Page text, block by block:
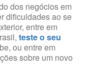
dos negócios em
dificuldades ao se
entre em
teste o seu
ou entre em
sobre um novo